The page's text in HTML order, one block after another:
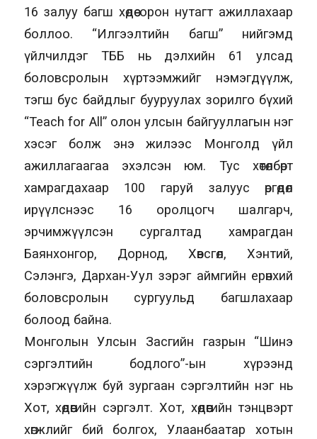
16 залуу багш хөдөө орон нутагт ажиллахаар
боллоо. “Илгээлтийн багш” нийгэмд
үйлчилдэг ТББ нь дэлхийн 61 улсад
боловсролын хүртээмжийг нэмэгдүүлж,
тэгш бус байдлыг бууруулах зорилго бүхий
“Teach for All” олон улсын байгууллагын нэг
хэсэг болж энэ жилээс Монголд үйл
ажиллагаагаа эхэлсэн юм. Тус хөтөлбөрт
хамрагдахаар 100 гаруй залуус өргөдөл
ирүүлснээс 16 оролцогч шалгарч,
эрчимжүүлсэн сургалтад хамрагдан
Баянхонгор, Дорнод, Хөвсгөл, Хэнтий,
Сэлэнгэ, Дархан-Уул зэрэг аймгийн ерөнхий
боловсролын сургуульд багшлахаар
болоод байна.
Монголын Улсын Засгийн газрын “Шинэ
сэргэлтийн бодлого”-ын хүрээнд
хэрэгжүүлж буй зургаан сэргэлтийн нэг нь
Хот, хөдөөгийн сэргэлт. Хот, хөдөөгийн тэнцвэрт
хөгжлийг бий болгох, Улаанбаатар хотын